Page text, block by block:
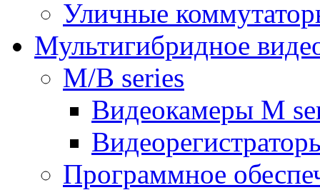
Уличные
Мультигибридное
M/B series
Видеокамеры M
Программное